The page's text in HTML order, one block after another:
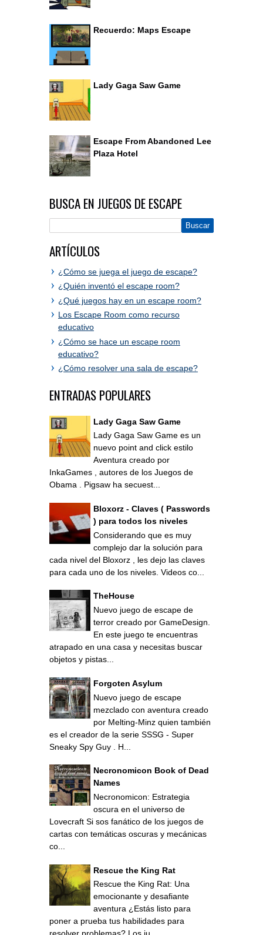
Recuerdo: Maps Escape
Lady Gaga Saw Game
Escape From Abandoned Lee
Plaza Hotel
BUSCA EN JUEGOS DE ESCAPE
ARTÍCULOS
¿Cómo se juega el juego de escape?
¿Quién inventó el escape room?
¿Qué juegos hay en un escape room?
Los Escape Room como recurso
educativo
¿Cómo se hace un escape room
educativo?
¿Cómo resolver una sala de escape?
ENTRADAS POPULARES
Lady Gaga Saw Game
Lady Gaga Saw Game es un
nuevo point and click estilo
Aventura creado por
InkaGames , autores de los Juegos de
Obama . Pigsaw ha secuest...
Bloxorz - Claves ( Passwords
) para todos los niveles
Considerando que es muy
complejo dar la solución para
cada nivel del Bloxorz , les dejo las claves
para cada uno de los niveles. Videos co...
TheHouse
Nuevo juego de escape de
terror creado por GameDesign.
En este juego te encuentras
atrapado en una casa y necesitas buscar
objetos y pistas...
Forgoten Asylum
Nuevo juego de escape
mezclado con aventura creado
por Melting-Minz quien también
es el creador de la serie SSSG - Super
Sneaky Spy Guy . H...
Necronomicon Book of Dead
Names
Necronomicon: Estrategia
oscura en el universo de
Lovecraft Si sos fanático de los juegos de
cartas con temáticas oscuras y mecánicas
co...
Rescue the King Rat
Rescue the King Rat: Una
emocionante y desafiante
aventura ¿Estás listo para
poner a prueba tus habilidades para